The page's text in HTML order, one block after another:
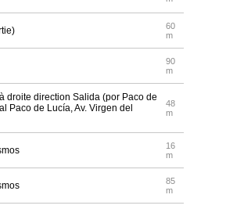
60
m
90
m
droite direction Salida (por Paco de
Paco de Lucía, Av. Virgen del
48
m
16
m
85
m